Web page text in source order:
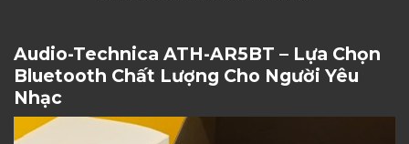
Audio-Technica ATH-AR5BT – Lựa Chọn
Bluetooth Chất Lượng Cho Người Yêu
Nhạc